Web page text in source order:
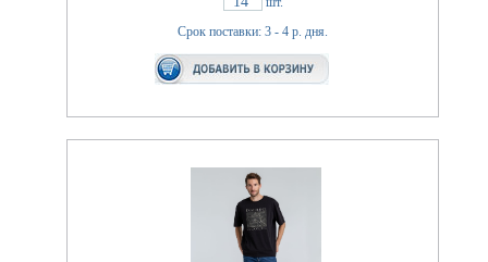
Срок поставки: 3 - 4 р. дня.